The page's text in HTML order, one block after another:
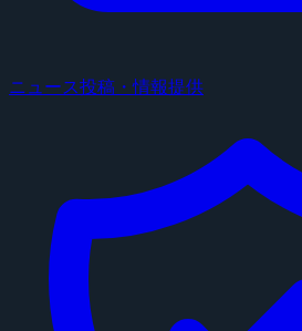
ニュース投稿・情報提供